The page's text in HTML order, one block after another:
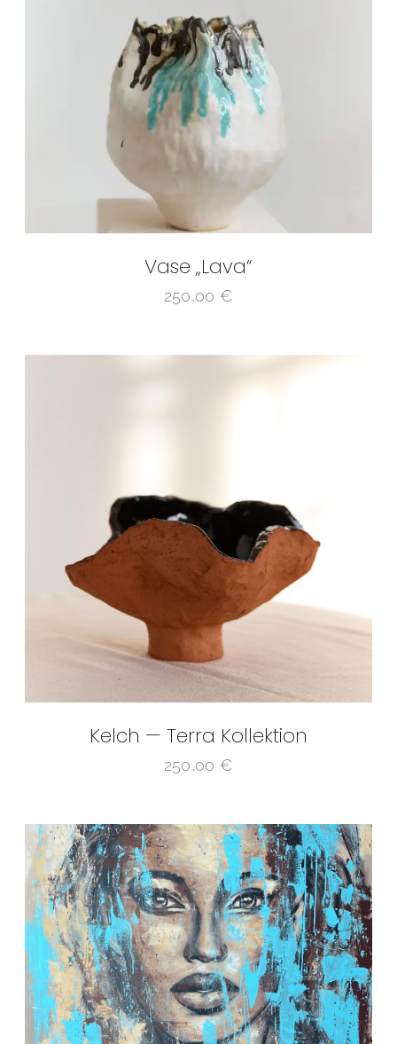
Vase „Lava“
250,00 €
Kelch — Terra Kollektion
250,00 €